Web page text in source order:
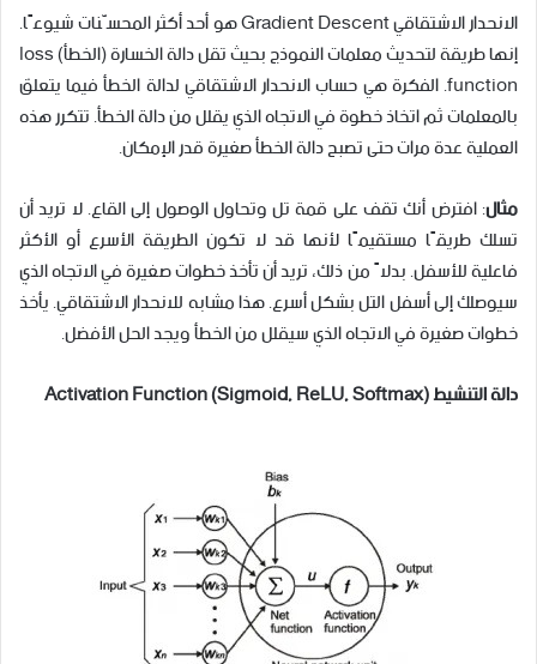
الانحدار الاشتقاقي Gradient Descent هو أحد أكثر المحسّنات شيوعًا.
إنها طريقة لتحديث معلمات النموذج بحيث تقل دالة الخسارة (الخطأ) loss
function. الفكرة هي حساب الانحدار الاشتقاقي لدالة الخطأ فيما يتعلق
بالمعلمات ثم اتخاذ خطوة في الاتجاه الذي يقلل من دالة الخطأ. تتكرر هذه
العملية عدة مرات حتى تصبح دالة الخطأ صغيرة قدر الإمكان.
مثال: افترض أنك تقف على قمة تل وتحاول الوصول إلى القاع. لا تريد أن
تسلك طريقًا مستقيمًا لأنها قد لا تكون الطريقة الأسرع أو الأكثر
فاعلية للأسفل. بدلاً من ذلك، تريد أن تأخذ خطوات صغيرة في الاتجاه الذي
سيوصلك إلى أسفل التل بشكل أسرع. هذا مشابه للانحدار الاشتقاقي. يأخذ
خطوات صغيرة في الاتجاه الذي سيقلل من الخطأ ويجد الحل الأفضل.
دالة التنشيط Activation Function (Sigmoid, ReLU, Softmax)